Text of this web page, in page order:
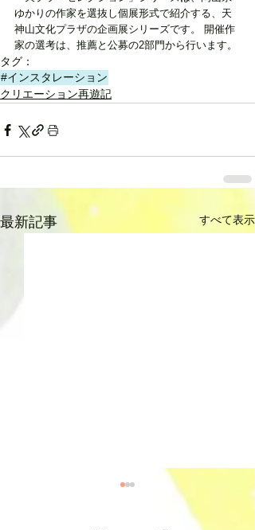
ゆかりの作家を選抜し個展形式で紹介する、天
神山文化プラザの企画展シリーズです。 開催作
家の選考は、推薦と公募の2部門から行います。
タグ：
#インスタレーション
クリエーション再遊記
最新記事 すべて表示